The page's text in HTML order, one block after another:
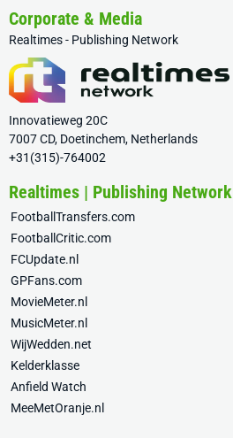
Corporate & Media
Realtimes - Publishing Network
Innovatieweg 20C
7007 CD, Doetinchem, Netherlands
+31(315)-764002
Realtimes | Publishing Network
FootballTransfers.com
FootballCritic.com
FCUpdate.nl
GPFans.com
MovieMeter.nl
MusicMeter.nl
WijWedden.net
Kelderklasse
Anfield Watch
MeeMetOranje.nl